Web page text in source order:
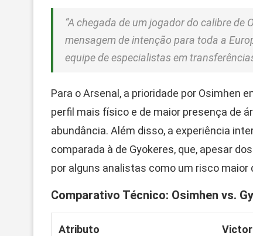
“A chegada de um jogador do calibre de
mensagem de intenção para toda a
equipe de especialistas em
Para o Arsenal, a prioridade por Osimhen
perfil mais físico e de maior presença de
abundância. Além disso, a experiência
comparada à de Gyokeres, que, apesar
por alguns analistas como um risco
Comparativo Técnico: Osimhen vs.
Atributo Victor